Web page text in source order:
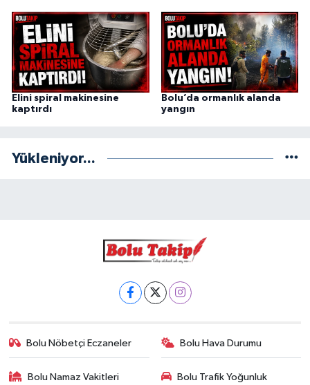
Elini spiral makinesine
kaptırdı
Bolu’da ormanlık alanda
yangın
Yükleniyor...
Bolu Nöbetçi Eczaneler Bolu Hava Durumu
Bolu Namaz Vakitleri
Bolu Trafik Yoğunluk